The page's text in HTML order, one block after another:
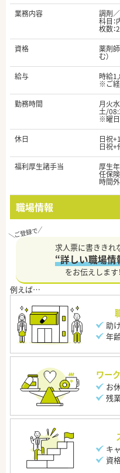
業務内容
調剤
科目：
枚数
資格
薬剤
む）
給与
時給
※ご経
勤務時間
月火
土/
※曜日
休日
日祝
日祝+
福利厚生諸手当
厚生
任保
時間
職場情報
求人票に書ききれ
“詳しい職場情
をお伝えします！
助
年
ワー
お
残
キ
資